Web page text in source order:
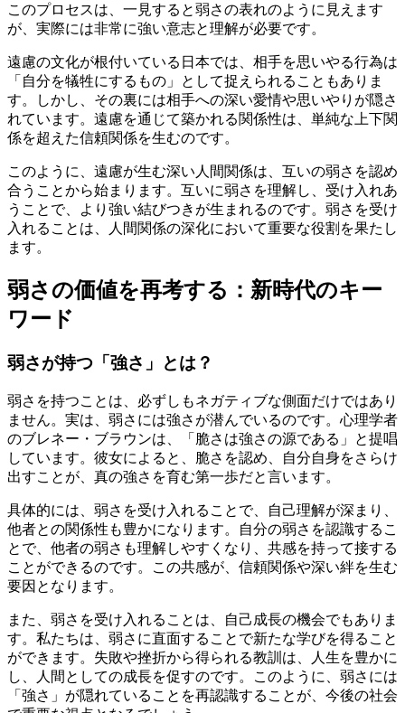
このプロセスは、一見すると弱さの表れのように見えます
が、実際には非常に強い意志と理解が必要です。
遠慮の文化が根付いている日本では、相手を思いやる行為は
「自分を犠牲にするもの」として捉えられることもありま
す。しかし、その裏には相手への深い愛情や思いやりが隠さ
れています。遠慮を通じて築かれる関係性は、単純な上下関
係を超えた信頼関係を生むのです。
このように、遠慮が生む深い人間関係は、互いの弱さを認め
合うことから始まります。互いに弱さを理解し、受け入れあ
うことで、より強い結びつきが生まれるのです。弱さを受け
入れることは、人間関係の深化において重要な役割を果たし
ます。
弱さの価値を再考する：新時代のキー
ワード
弱さが持つ「強さ」とは？
弱さを持つことは、必ずしもネガティブな側面だけではあり
ません。実は、弱さには強さが潜んでいるのです。心理学者
のブレネー・ブラウンは、「脆さは強さの源である」と提唱
しています。彼女によると、脆さを認め、自分自身をさらけ
出すことが、真の強さを育む第一歩だと言います。
具体的には、弱さを受け入れることで、自己理解が深まり、
他者との関係性も豊かになります。自分の弱さを認識するこ
とで、他者の弱さも理解しやすくなり、共感を持って接する
ことができるのです。この共感が、信頼関係や深い絆を生む
要因となります。
また、弱さを受け入れることは、自己成長の機会でもありま
す。私たちは、弱さに直面することで新たな学びを得ること
ができます。失敗や挫折から得られる教訓は、人生を豊かに
し、人間としての成長を促すのです。このように、弱さには
「強さ」が隠れていることを再認識することが、今後の社会